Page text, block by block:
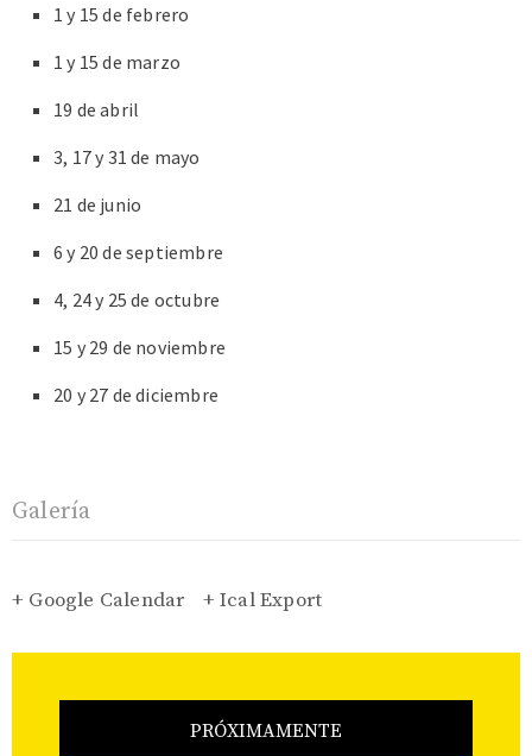
1 y 15 de febrero
1 y 15 de marzo
19 de abril
3, 17 y 31 de mayo
21 de junio
6 y 20 de septiembre
4, 24 y 25 de octubre
15 y 29 de noviembre
20 y 27 de diciembre
Galería
+ Google Calendar + Ical Export
PRÓXIMAMENTE